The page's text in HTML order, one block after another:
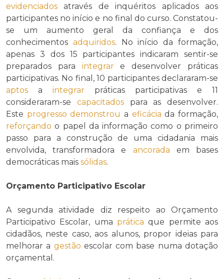
evidenciados através de inquéritos aplicados aos
participantes no início e no final do curso. Constatou-
se um aumento geral da confiança e dos
conhecimentos adquiridos. No início da formação,
apenas 3 dos 15 participantes indicaram sentir-se
preparados para integrare desenvolver práticas
participativas. No final, 10 participantes declararam-se
aptos a integrar práticas participativas e 11
consideraram-se capacitadospara as desenvolver.
Este progresso demonstrou a eficácia da formação,
reforçando o papel da informação como o primeiro
passo para a construção de uma cidadania mais
envolvida, transformadora e ancorada em bases
democráticas mais sólidas.
Orçamento Participativo Escolar
A segunda atividade diz respeito ao Orçamento
Participativo Escolar, uma prática que permite aos
cidadãos, neste caso, aos alunos, propor ideias para
melhorar a gestão escolar com base numa dotação
orçamental.